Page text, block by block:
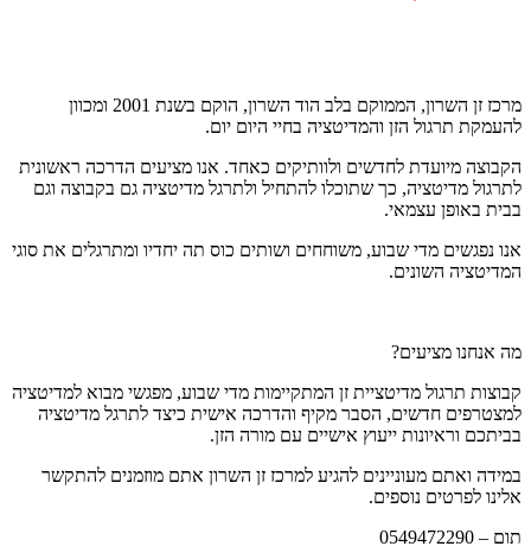
מרכז זן השרון, הממוקם בלב הוד השרון, הוקם בשנת 2001 ומכוון
להעמקת תרגול הזן והמדיטציה בחיי היום יום.
הקבוצה מיועדת לחדשים ולוותיקים כאחד. אנו מציעים הדרכה ראשונית
לתרגול מדיטציה, כך שתוכלו להתחיל ולתרגל מדיטציה גם בקבוצה וגם
בבית באופן עצמאי.
אנו נפגשים מדי שבוע, משוחחים ושותים כוס תה יחדיו ומתרגלים את סוגי
המדיטציה השונים.
מה אנחנו מציעים?
בביתכם וראיונות ייעוץ אישיים עם מורה הזן.
אלינו לפרטים נוספים.
תום – 0549472290